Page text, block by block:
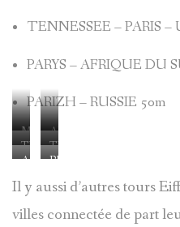
TENNESSEE – PARIS –
PARYS – AFRIQUE DU
PARIZH – RUSSIE 50m
MISSISSIPPIARKANSAS
TEXASTENNESSEE
AFRIQUE
SUD
RUSSIE
Il y aussi d’autres tours
villes connectée de part